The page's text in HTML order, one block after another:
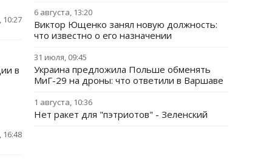
10:27
в
16:48
6 августа, 13:20
Виктор Ющенко занял новую должность:
что известно о его назначении
31 июля, 09:45
Украина предложила Польше обменять
МиГ-29 на дроны: что ответили в Варшаве
1 августа, 10:36
Нет ракет для "пэтриотов" - Зеленский